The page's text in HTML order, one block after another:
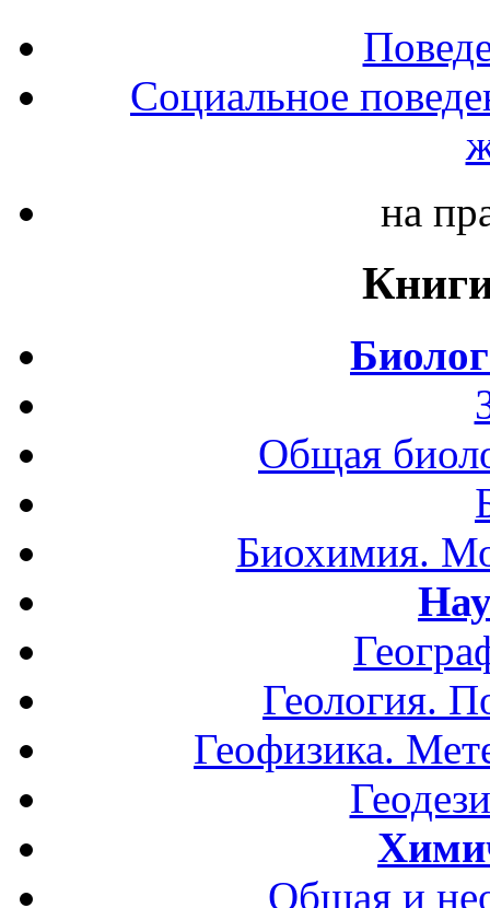
Социальное
на
Общая
Биохимия.
Геология.
Геофизика.
Общая и